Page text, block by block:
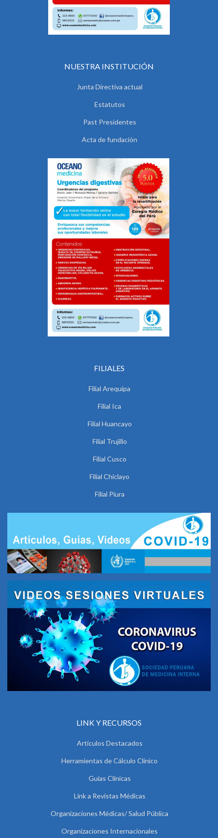
NUESTRA INSTITUCIÓN
Junta Directiva actual
Estatutos
Past Presidentes
Acta de fundación
FILIALES
Filial Arequipa
Filial Ica
Filial Huancayo
Filial Trujillo
Filial Cusco
Filial Chiclayo
Filial Piura
LINK Y RECURSOS
Artículos Destacados
Herramientas de Cálculo Clínico
Guías Clínicas
Link a Revistas Médicas
Organizaciones Médicas/ Salud Pública
Organizaciones Internacionales